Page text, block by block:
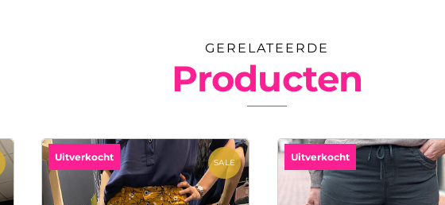
GERELATEERDE
Producten
SALE
Uitverkocht Uitverkocht